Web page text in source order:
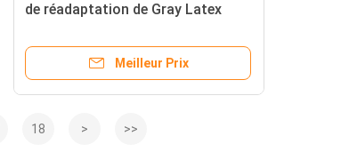
de réadaptation de Gray Latex
Meilleur Prix
18 > >>